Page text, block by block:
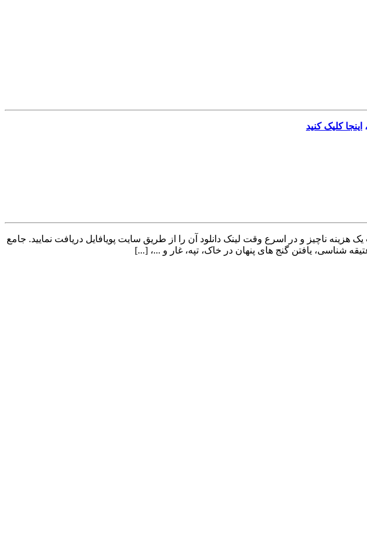
اینجا کلیک کنید
هزینه ناچیز و در اسرع وقت لینک دانلود آن را از طریق سایت پویافایل دریافت نمایید. جامع
شناسی، یافتن گنج های پنهان در خاک، تپه، غار و ...، [...]